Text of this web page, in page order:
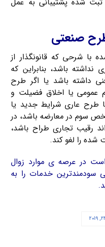
شرحی که قانونگذار از
باشد، بنابراین که
داشته باشد یا اگر طرح
عمومی یا اخلاق فضیلت و
طرح عاری شرایط جدید یا
سوم در معارضه باشد، در
رقیب تجاری طراح باشد،
شده را لغو کند.
در عرصه ی موارد زوال
خدمات را به